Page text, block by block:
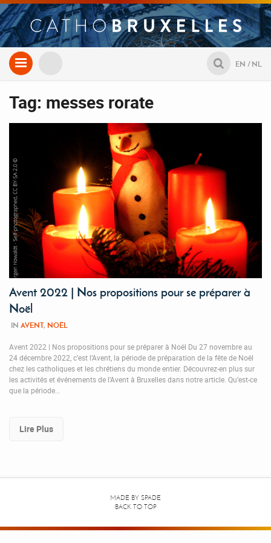
Aller
au
NL
EN
Tag: messes rorate
Avent 2022 | Nos propositions pour se préparer à
Noël
IN AVENT, NOËL
Avent 2022 | Nos propositions pour se préparer à Noël Du 27 novembre au
24 décembre 2022, c’est l’Avent, la période de préparation de la fête de Noël
chez les catholiques et les chrétiens du monde entier. Découvrez-en plus sur
les activités et événements de l’Avent à Bruxelles dans notre article. Qu’est-ce
que la période…
Lire Plus
MADE BY SPADE
BACK TO TOP